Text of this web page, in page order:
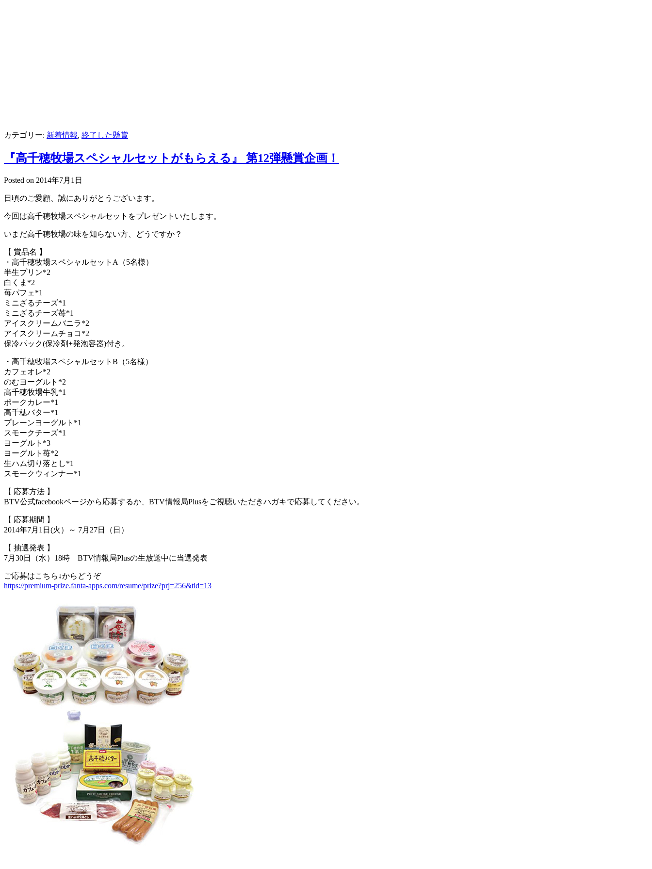
カテゴリー: 新着情報, 終了した懸賞
『高千穂牧場スペシャルセットがもらえる』 第12弾懸賞企画！
Posted on 2014年7月1日
日頃のご愛顧、誠にありがとうございます。
今回は高千穂牧場スペシャルセットをプレゼントいたします。
いまだ高千穂牧場の味を知らない方、どうですか？
【 賞品名 】
・高千穂牧場スペシャルセットA（5名様）
半生プリン*2
白くま*2
苺パフェ*1
ミニざるチーズ*1
ミニざるチーズ苺*1
アイスクリームバニラ*2
アイスクリームチョコ*2
保冷パック(保冷剤+発泡容器)付き。
・高千穂牧場スペシャルセットB（5名様）
カフェオレ*2
のむヨーグルト*2
高千穂牧場牛乳*1
ポークカレー*1
高千穂バター*1
プレーンヨーグルト*1
スモークチーズ*1
ヨーグルト*3
ヨーグルト苺*2
生ハム切り落とし*1
スモークウィンナー*1
【 応募方法 】
BTV公式facebookページから応募するか、BTV情報局Plusをご視聴いただきハガキで応募してください。
【 応募期間 】
2014年7月1日(火）～ 7月27日（日）
【 抽選発表 】
7月30日（水）18時 BTV情報局Plusの生放送中に当選発表
ご応募はこちら↓からどうぞ
https://premium-prize.fanta-apps.com/resume/prize?prj=256&tid=13